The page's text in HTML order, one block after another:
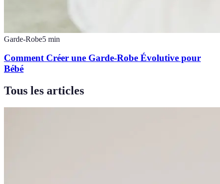
Garde-Robe5 min
Comment Créer une Garde-Robe Évolutive pour
Bébé
Tous les articles